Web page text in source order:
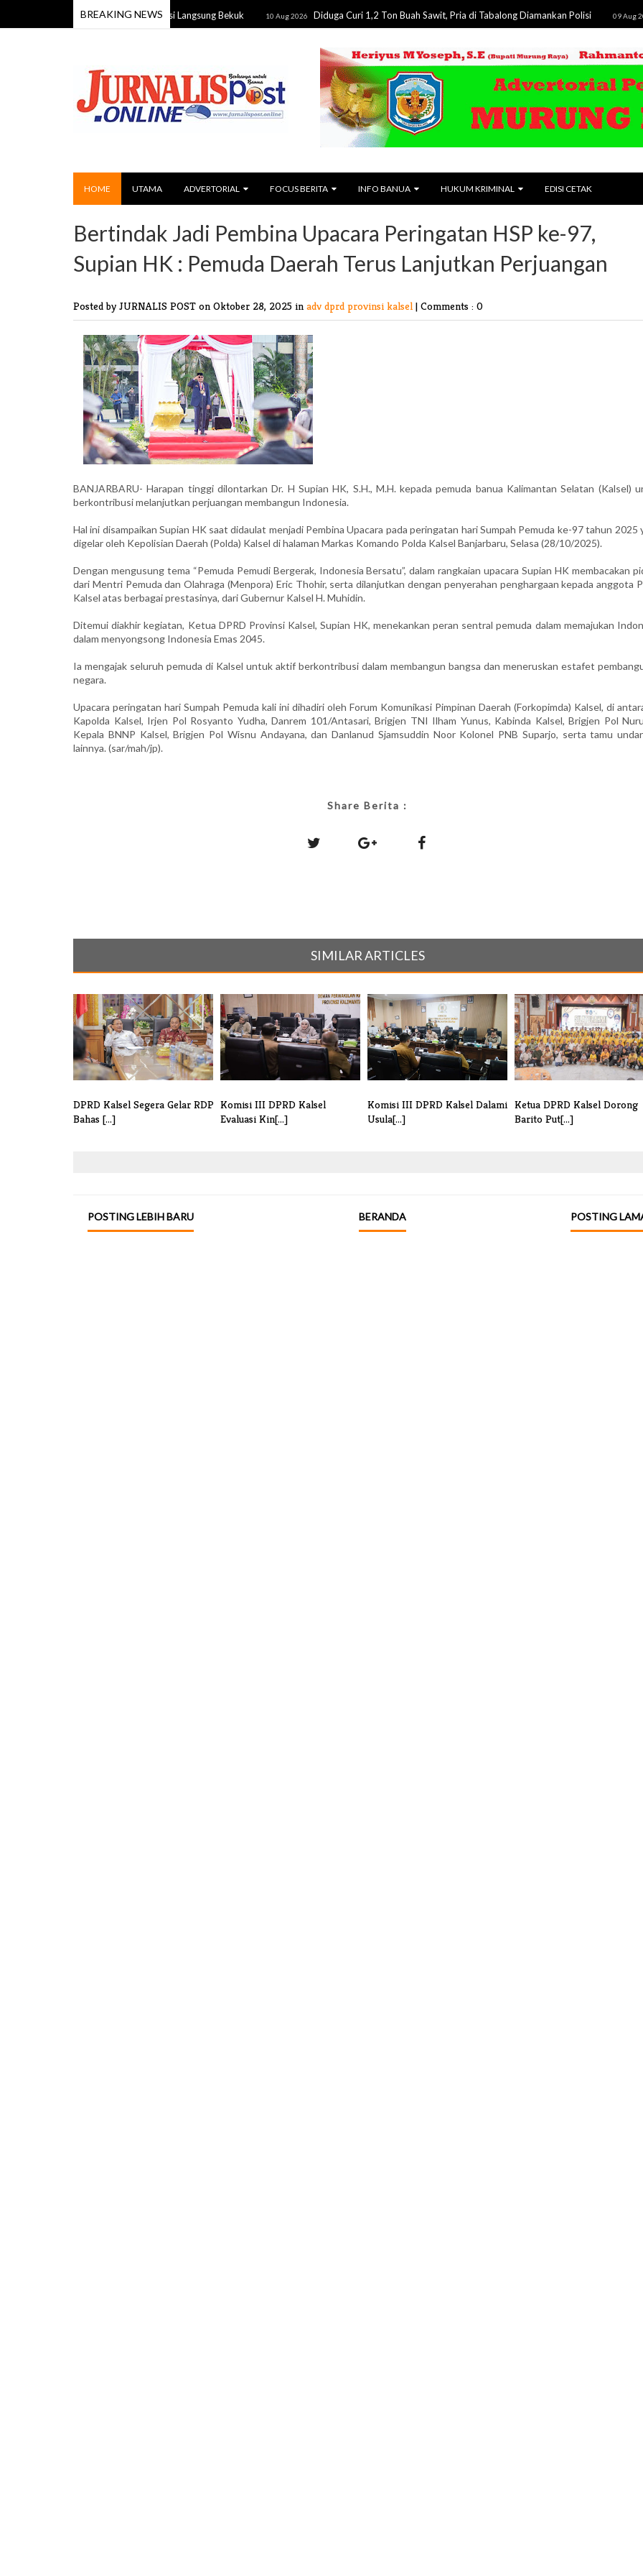
BREAKING NEWS
di Kuala Pembuang, Polisi Langsung Bekuk 10 Aug 2026 Diduga Curi 1,2 Ton Buah Sawit, Pria di Tabalong Diamankan Polisi 09 Aug 2026 58
HOME UTAMA ADVERTORIAL FOCUS BERITA INFO BANUA HUKUM KRIMINAL EDISI CETAK
Bertindak Jadi Pembina Upacara Peringatan HSP ke-97,
Supian HK : Pemuda Daerah Terus Lanjutkan Perjuangan
Posted by JURNALIS POST on Oktober 28, 2025 in adv dprd provinsi kalsel | Comments : 0
BANJARBARU- Harapan tinggi dilontarkan Dr. H Supian HK, S.H., M.H. kepada pemuda banua Kalimantan Selatan (Kalsel)
berkontribusi melanjutkan perjuangan membangun Indonesia.
Hal ini disampaikan Supian HK saat didaulat menjadi Pembina Upacara pada peringatan hari Sumpah Pemuda ke-97 tahun 2025
digelar oleh Kepolisian Daerah (Polda) Kalsel di halaman Markas Komando Polda Kalsel Banjarbaru, Selasa (28/10/2025).
Dengan mengusung tema “Pemuda Pemudi Bergerak, Indonesia Bersatu”, dalam rangkaian upacara Supian HK membacakan
dari Mentri Pemuda dan Olahraga (Menpora) Eric Thohir, serta dilanjutkan dengan penyerahan penghargaan kepada anggota
Kalsel atas berbagai prestasinya, dari Gubernur Kalsel H. Muhidin.
Ditemui diakhir kegiatan, Ketua DPRD Provinsi Kalsel, Supian HK, menekankan peran sentral pemuda dalam memajukan
dalam menyongsong Indonesia Emas 2045.
Ia mengajak seluruh pemuda di Kalsel untuk aktif berkontribusi dalam membangun bangsa dan meneruskan estafet
negara.
Upacara peringatan hari Sumpah Pemuda kali ini dihadiri oleh Forum Komunikasi Pimpinan Daerah (Forkopimda) Kalsel, di
Kapolda Kalsel, Irjen Pol Rosyanto Yudha, Danrem 101/Antasari, Brigjen TNI Ilham Yunus, Kabinda Kalsel, Brigjen Pol
Kepala BNNP Kalsel, Brigjen Pol Wisnu Andayana, dan Danlanud Sjamsuddin Noor Kolonel PNB Suparjo, serta tamu
lainnya. (sar/mah/jp).
Share Berita :
SIMILAR ARTICLES
DPRD Kalsel Segera Gelar RDP
Bahas [...]
Komisi III DPRD Kalsel
Evaluasi Kin[...]
Komisi III DPRD Kalsel Dalami
Usula[...]
Ketua DPRD Kalsel Dorong
Barito Put[...]
POSTING LEBIH BARU POSTING
BERANDA